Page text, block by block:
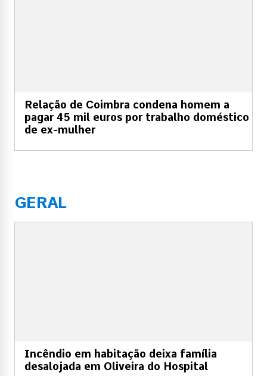
Relação de Coimbra condena homem a
pagar 45 mil euros por trabalho doméstico
de ex-mulher
GERAL
Incêndio em habitação deixa família
desalojada em Oliveira do Hospital